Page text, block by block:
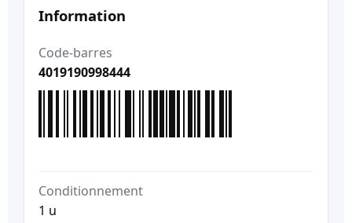
Information
Code-barres
4019190998444
Conditionnement
1 u